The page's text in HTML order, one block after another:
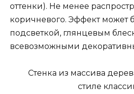
оттенки). Не менее
коричневого. Эффект может
подсветкой, глянцевым
всевозможными
Стенка из массива
стиле